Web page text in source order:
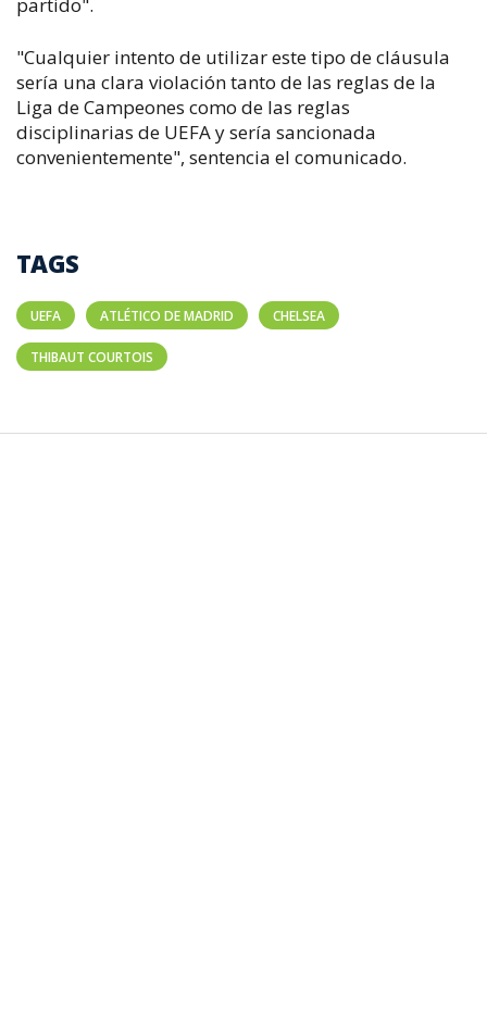
"Cualquier intento de utilizar este tipo de cláusula
sería una clara violación tanto de las reglas de la
Liga de Campeones como de las reglas
disciplinarias de UEFA y sería sancionada
convenientemente", sentencia el comunicado.
TAGS
UEFA ATLÉTICO DE MADRID CHELSEA
THIBAUT COURTOIS